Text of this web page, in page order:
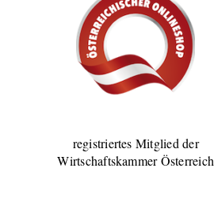
registriertes Mitglied der
Wirtschaftskammer Österreich